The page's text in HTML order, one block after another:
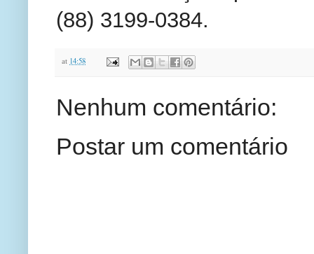
(88) 3199-0384.
at 14:58
Nenhum comentário:
Postar um comentário